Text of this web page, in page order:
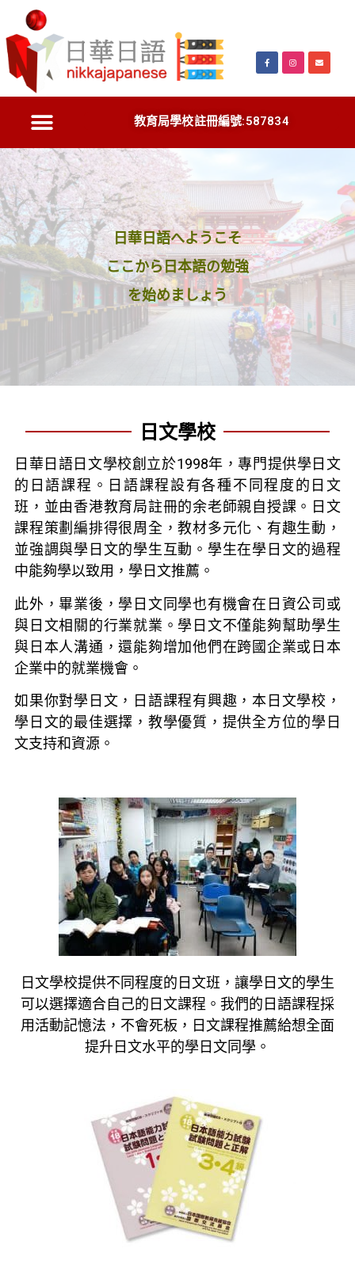
教育局學校註冊編號:587834
日華日語へようこそ
ここから日本語の勉強
を始めましょう
日文學校
日華日語日文學校創立於1998年，專門提供學日文
的日語課程。日語課程設有各種不同程度的日文
班，並由香港教育局註冊的余老師親自授課。日文
課程策劃編排得很周全，教材多元化、有趣生動，
並強調與學日文的學生互動。學生在學日文的過程
中能夠學以致用，學日文推薦。
此外，畢業後，學日文同學也有機會在日資公司或
與日文相關的行業就業。學日文不僅能夠幫助學生
與日本人溝通，還能夠增加他們在跨國企業或日本
企業中的就業機會。
如果你對學日文，日語課程有興趣，本日文學校，
學日文的最佳選擇，教學優質，提供全方位的學日
文支持和資源。
日文學校提供不同程度的日文班，讓學日文的學生
可以選擇適合自己的日文課程。我們的日語課程採
用活動記憶法，不會死板，日文課程推薦給想全面
提升日文水平的學日文同學。